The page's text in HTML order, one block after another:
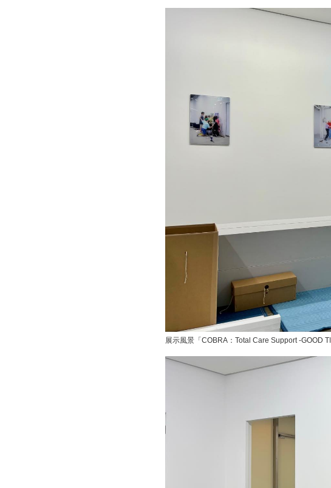
展示風景「COBRA：Total Care Support -GOOD